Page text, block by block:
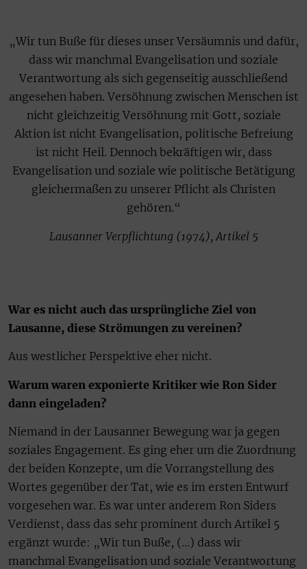
„Wir tun Buße für dieses unser Versäumnis und dafür,
dass wir manchmal Evangelisation und soziale
Verantwortung als sich gegenseitig ausschließend
angesehen haben. Versöhnung zwischen Menschen ist
nicht gleichzeitig Versöhnung mit Gott, soziale
Aktion ist nicht Evangelisation, politische Befreiung
ist nicht Heil. Dennoch bekräftigen wir, dass
Evangelisation und soziale wie politische Betätigung
gleichermaßen zu unserer Pflicht als Christen
gehören.“
Lausanner Verpflichtung (1974), Artikel 5
War es nicht auch das ursprüngliche Ziel von
Lausanne, diese Strömungen zu vereinen?
Aus westlicher Perspektive eher nicht.
Warum waren exponierte Kritiker wie Ron Sider
dann eingeladen?
Niemand in der Lausanner Bewegung war ja gegen
soziales Engagement. Es ging eher um die Zuordnung
der beiden Konzepte, um die Vorrangstellung des
Wortes gegenüber der Tat, wie es im ersten Entwurf
vorgesehen war. Es war unter anderem Ron Siders
Verdienst, dass das sehr prominent durch Artikel 5
ergänzt wurde: „Wir tun Buße, (…) dass wir
manchmal Evangelisation und soziale Verantwortung